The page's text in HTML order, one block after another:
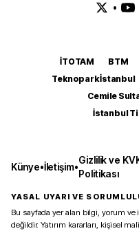
•
İTOTAM BTM
Teknopark İstanbul
Cemile
İstanbul
Künye•İletişim•
Gizlilik ve
Politikası
YASAL UYARI VE
Bu sayfada yer alan bilgi, yorum ve
değildir. Yatırım kararları, kişisel